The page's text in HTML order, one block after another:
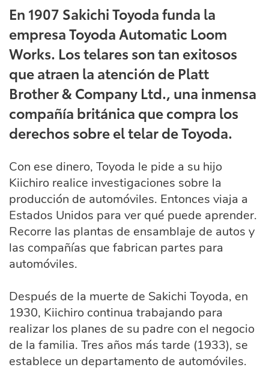
En 1907 Sakichi Toyoda funda la
empresa Toyoda Automatic Loom
Works. Los telares son tan exitosos
que atraen la atención de Platt
Brother & Company Ltd., una inmensa
compañía británica que compra los
derechos sobre el telar de Toyoda.
Con ese dinero, Toyoda le pide a su hijo
Kiichiro realice investigaciones sobre la
producción de automóviles. Entonces viaja a
Estados Unidos para ver qué puede aprender.
Recorre las plantas de ensamblaje de autos y
las compañías que fabrican partes para
automóviles.
Después de la muerte de Sakichi Toyoda, en
1930, Kiichiro continua trabajando para
realizar los planes de su padre con el negocio
de la familia. Tres años más tarde (1933), se
establece un departamento de automóviles.